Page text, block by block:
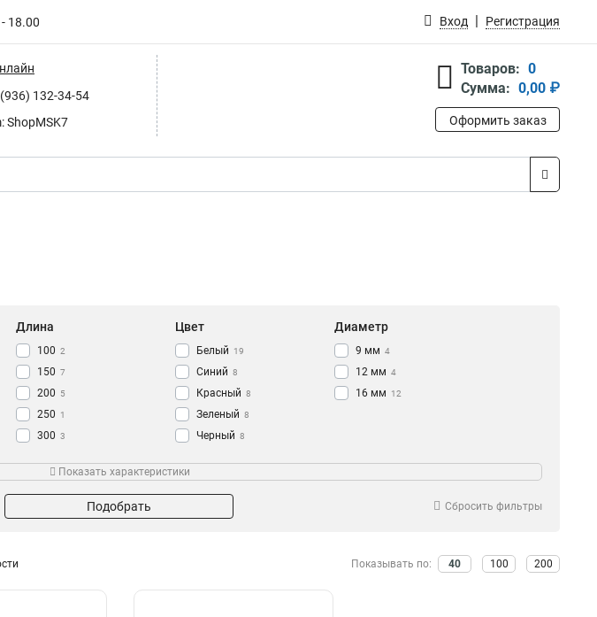
18.00 Вход Регистрация
132-34-54
ShopMSK7
Товаров: 0
Сумма: 0,00 ₽
Оформить заказ
Длина
100 2
150 7
200 5
250 1
300 3
400 2
Цвет
Белый 19
Синий 8
Красный 8
Зеленый 8
Черный 8
Диаметр
9 мм 4
12 мм 4
16 мм 12
Показать характеристики
Подобрать Сбросить фильтры
Показывать по: 40 100 200